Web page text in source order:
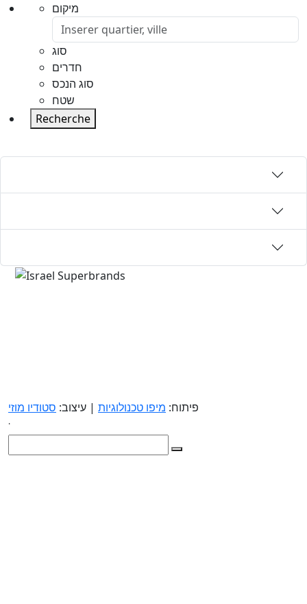
מיקום
סוג
חדרים
סוג הנכס
שטח
Recherche
פיתוח: מיפו טכנולוגיות | עיצוב: סטודיו מוזי
.